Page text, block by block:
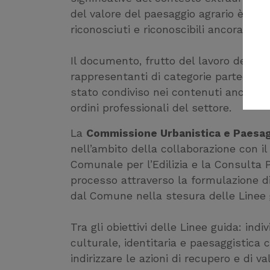
del valore del paesaggio agrario è
riconosciuti e riconoscibili ancora
Il documento, frutto del lavoro
rappresentanti di categorie
stato condiviso nei contenuti anche
ordini professionali del settore.
La Commissione Urbanistica e
nell’ambito della collaborazione con
Comunale per l’Edilizia e la Consulta
processo attraverso la formulazione
dal Comune nella stesura delle Linee
Tra gli obiettivi delle Linee guida:
culturale, identitaria e paesaggistica
indirizzare le azioni di recupero e di